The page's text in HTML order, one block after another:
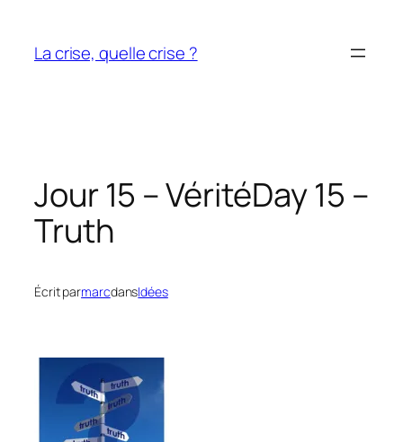
contenu
La crise, quelle crise ?
Jour 15 – VéritéDay 15 –
Truth
Écrit parmarcdansIdées